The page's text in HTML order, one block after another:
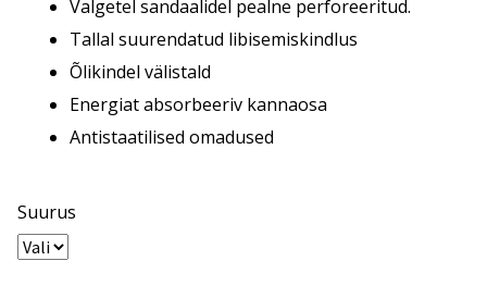
Valgetel sandaalidel pealne perforeeritud.
Tallal suurendatud libisemiskindlus
Õlikindel välistald
Energiat absorbeeriv kannaosa
Antistaatilised omadused
Suurus